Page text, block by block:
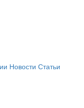
Новости Статьи